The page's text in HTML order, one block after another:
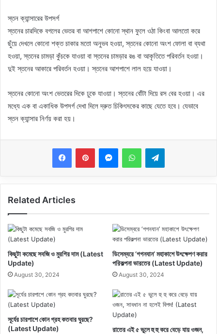
স্তন ক্যান্সারের উপসর্গ
স্তনের চারদিকে বগলের ভেতর বা আশপাশে কোনো স্থান ফুলে ওঠা কিংবা আলতো করে
ছুঁয়ে দেখলে কোনো শক্ত চাকার মতো অনুভব হওয়া, স্তনের কোনো অংশ ফোলা বা ব্যথা
হওয়া, স্তনের চামড়া কুঁচকে যাওয়া বা স্তনের চামড়ার রঙ বা আকৃতিতে পরিবর্তন হওয়া।
দুই স্তনের আকারে পরিবর্তন হওয়া। স্তনের আশপাশে লাল হয়ে যাওয়া।
স্তনের কোনো অংশ ভেতরের দিকে ঢুকে যাওয়া। স্তনের বোঁটা দিয়ে রস বের হওয়া। এর
মধ্যে এক বা একাধিক উপসর্গ দেখা দিলে দ্রুত চিকিৎসকের কাছে যেতে হবে। যেভাবে
স্তন ক্যান্সার নির্ণয় করা হয়।
MessengerWhatsAppTelegram
Related Articles
কিছুটা কমেছে সবজি ও মুরগির দাম (Latest
Update)
August 30, 2024
ডিসেম্বরে ‘গগনযান’ মহাকাশে উৎক্ষেপণ করার
পরিকল্পনা ভারতের (Latest Update)
August 30, 2024
সূর্যের চারপাশে কোন গ্রহ কতবার ঘুরছে?
(Latest Update)
রাতের এই ৫ ভুলে হু হু করে বেড়ে যায় ওজন,